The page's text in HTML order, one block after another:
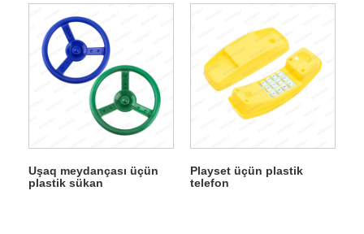
Uşaq meydançası üçün
plastik sükan
Playset üçün plastik
telefon